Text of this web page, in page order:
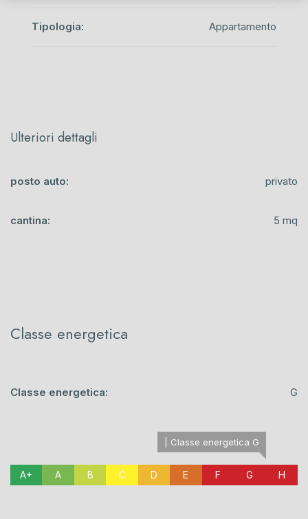
Tipologia: Appartamento
Ulteriori dettagli
posto auto: privato
cantina: 5 mq
Classe energetica
Classe energetica: G
A+ A B C D E F
| Classe energetica G
G H